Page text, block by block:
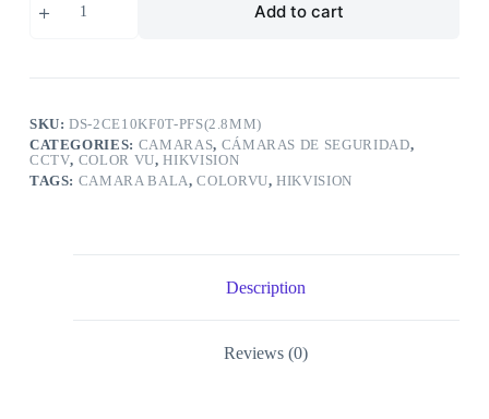
Add to cart
SKU:DS-2CE10KF0T-PFS(2.8MM)
CATEGORIES: CAMARAS, CÁMARAS DE SEGURIDAD,
CCTV, COLOR VU,HIKVISION
TAGS: CAMARA BALA,COLORVU,HIKVISION
Description
Reviews (0)